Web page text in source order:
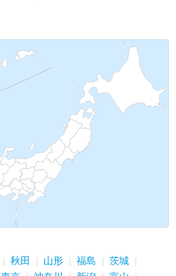
秋田 山形 福島
茨城